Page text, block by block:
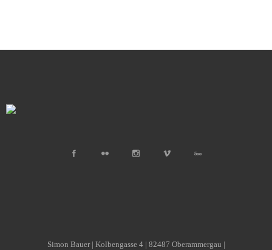
Simon Bauer | Kolbengasse 4 | 82487 Oberammergau |